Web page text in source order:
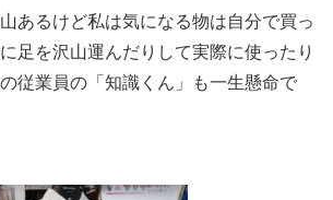
あるけど私は気になる物は自分で買っ
足を沢山運んだりして実際に使ったり
従業員の「知識くん」も一生懸命で